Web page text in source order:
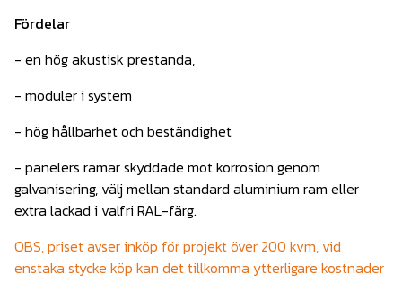
Fördelar
- en hög akustisk prestanda,
- moduler i system
- hög hållbarhet och beständighet
- panelers ramar skyddade mot korrosion genom
galvanisering, välj mellan standard aluminium ram eller
extra lackad i valfri RAL-färg.
OBS, priset avser inköp för projekt över 200 kvm, vid
enstaka stycke köp kan det tillkomma ytterligare kostnader